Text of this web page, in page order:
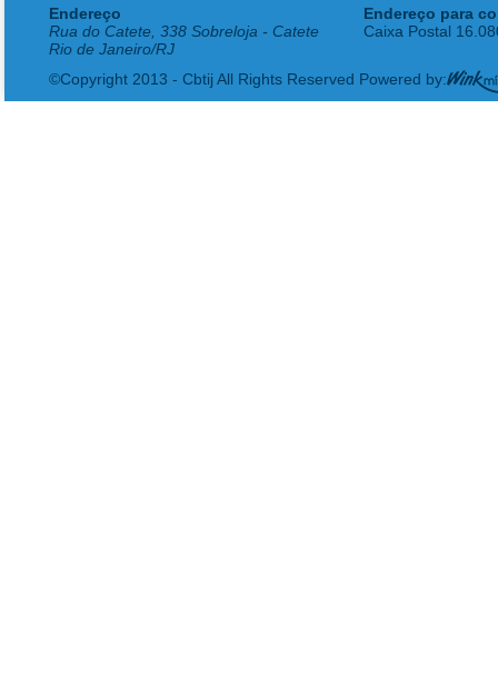
Endereço
Rua do Catete, 338 Sobreloja - Catete
Rio de Janeiro/RJ
Endereço para
Caixa Postal
©Copyright 2013 - Cbtij All Rights Reserved Powered by: